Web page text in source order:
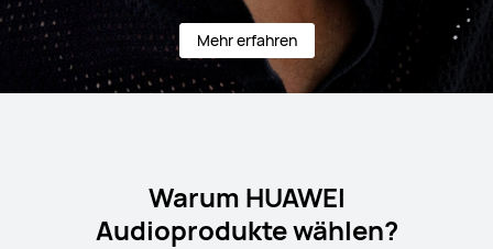
Mehr erfahren
Warum HUAWEI
Audioprodukte wählen?